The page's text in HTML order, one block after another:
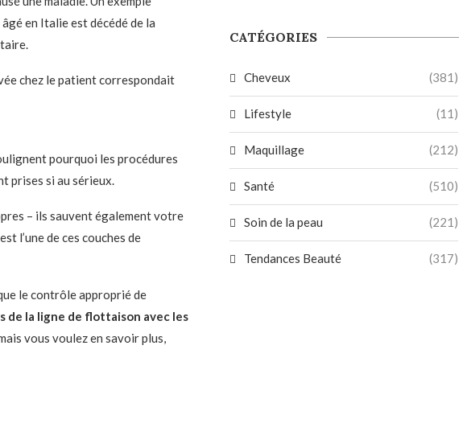
en Italie est décédé de la
chez le patient correspondait
pourquoi les procédures
prises si au sérieux.
– ils sauvent également votre
l’une de ces couches de
le contrôle approprié de
la ligne de flottaison avec les
vous voulez en savoir plus,
CATÉGORIES
Cheveux (381)
Lifestyle (11)
Maquillage (212)
Santé (510)
Soin de la peau (221)
Tendances Beauté (317)